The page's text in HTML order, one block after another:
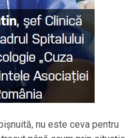
nu este ceva pentru